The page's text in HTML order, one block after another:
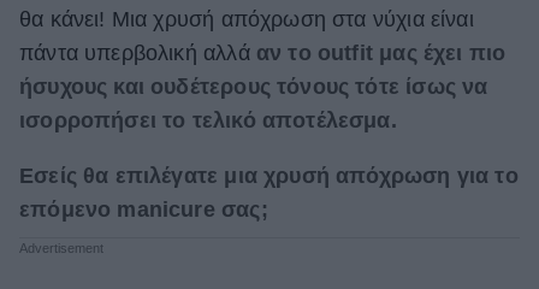
θα κάνει! Μια χρυσή απόχρωση στα νύχια είναι
πάντα υπερβολική αλλά αν το outfit μας έχει πιο
ήσυχους και ουδέτερους τόνους τότε ίσως να
ισορροπήσει το τελικό αποτέλεσμα.
Εσείς θα επιλέγατε μια χρυσή απόχρωση για το
επόμενο manicure σας;